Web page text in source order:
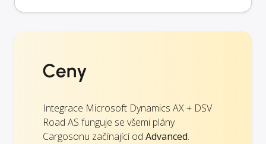
Ceny
Integrace Microsoft Dynamics AX + DSV
Road AS funguje se všemi plány
Cargosonu začínající od Advanced.